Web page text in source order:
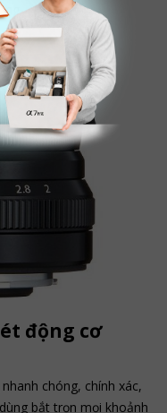
động cơ
chóng, chính xác,
bắt trọn mọi khoảnh